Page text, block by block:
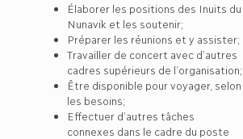
Élaborer les positions des Inuits du
Nunavik et les soutenir;
Préparer les réunions et y assister;
Travailler de concert avec d’autres
cadres supérieurs de l’organisation;
Être disponible pour voyager, selon
les besoins;
Effectuer d’autres tâches
connexes dans le cadre du poste